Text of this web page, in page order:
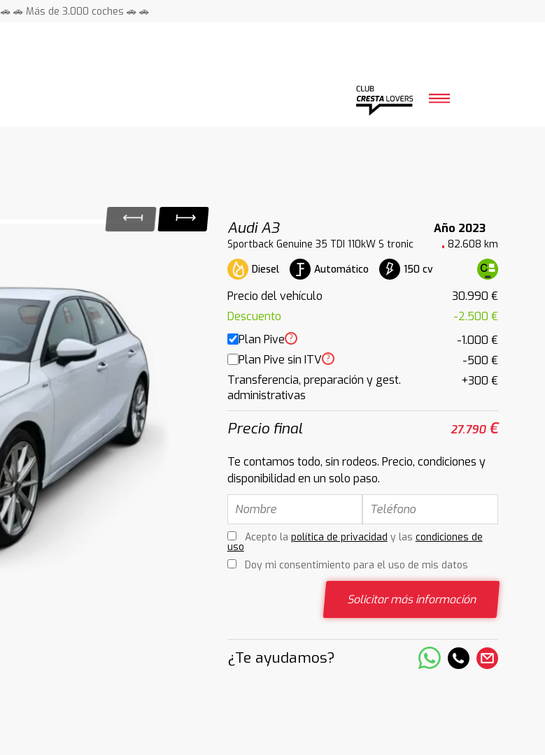
🚗 🚗 Más de 3.000 coches 🚗 🚗
Audi A3
Año 2023
Sportback Genuine 35 TDI 110kW S tronic
82.608 km
Diesel
Automático 150 cv
Precio del vehículo
30.990 €
Descuento
-2.500 €
Plan Pive ?
-1.000 €
Plan Pive sin ITV ?
-500 €
Transferencia, preparación y gest.
administrativas
+300 €
Precio final 27.790€
Te contamos todo, sin rodeos. Precio, condiciones y
disponibilidad en un solo paso.
Acepto la política de privacidad y las condiciones de
uso
Doy mi consentimiento para el uso de mis datos
Solicitar más información
¿Te ayudamos?